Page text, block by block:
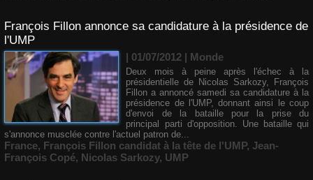
François Fillon annonce sa candidature à la présidence de
l'UMP
| 01/07/2012 | Monde
Deux mois à peine après l'échec à la
présidentielle de Nicolas Sarkozy, François
Fillon a annoncé samedi sa candidature à la
présidence de l'UMP, donnant ainsi le coup
d'envoi de la bataille pour la prise du
principal parti d'opposition. Une bataille qui
s'annonce musclée contre l'actuel patron de...
France, François Fillon candidat à la tête de l'UMP, Jean-
François Copé, Nicolas Sarkozy, UMP